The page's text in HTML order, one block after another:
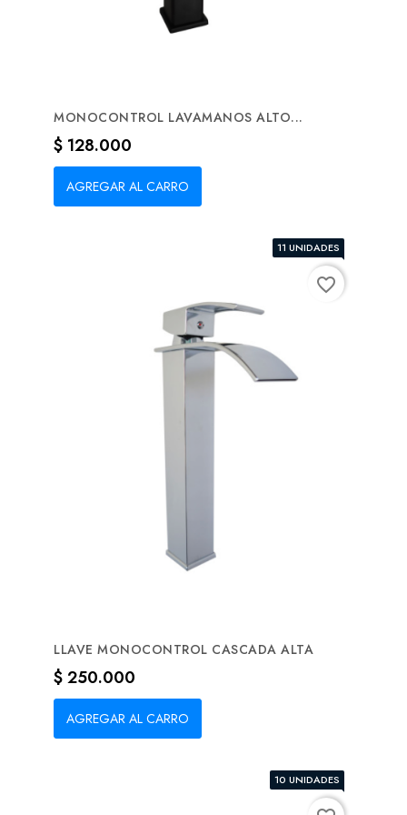
MONOCONTROL LAVAMANOS ALTO...
Precio
$ 128.000
AGREGAR AL CARRO
11 UNIDADES
LLAVE MONOCONTROL CASCADA ALTA
Precio
$ 250.000
AGREGAR AL CARRO
favorite_border
10 UNIDADES